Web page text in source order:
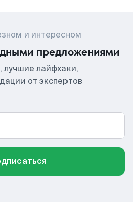
и интересном
предложениями
лучшие лайфхаки,
от экспертов